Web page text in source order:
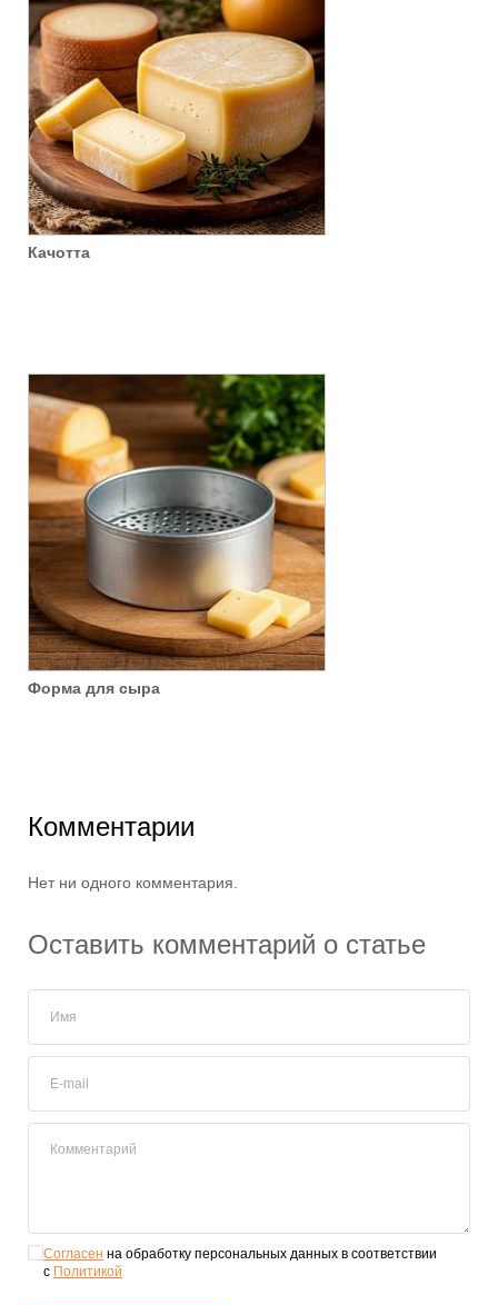
Качотта
Форма для сыра
Комментарии
Нет ни одного комментария.
Оставить комментарий о статье
Имя
E-mail
Комментарий
Согласен на обработку персональных данных в соответствии
с Политикой